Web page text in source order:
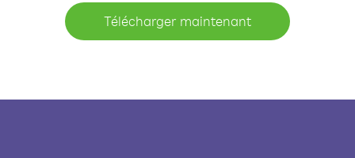
Télécharger maintenant